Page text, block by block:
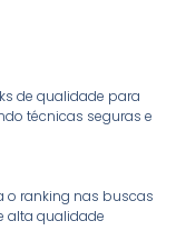
de qualidade para
técnicas seguras e
o ranking nas buscas
alta qualidade